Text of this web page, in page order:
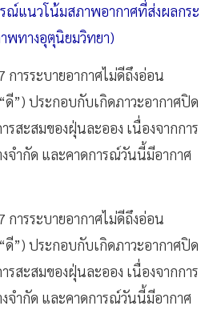
ณ์แนวโน้มสภาพอากาศที่ส่งผลกระ
พทางอุตุนิยมวิทยา)
ารระบายอากาศไม่ดีถึงอ่อน
”) ประกอบกับเกิดภาวะอากาศปิด
สะสมของฝุ่นละออง เนื่องจากการ
จำกัด และคาดการณ์วันนี้มีอากาศ
ารระบายอากาศไม่ดีถึงอ่อน
”) ประกอบกับเกิดภาวะอากาศปิด
สะสมของฝุ่นละออง เนื่องจากการ
จำกัด และคาดการณ์วันนี้มีอากาศ